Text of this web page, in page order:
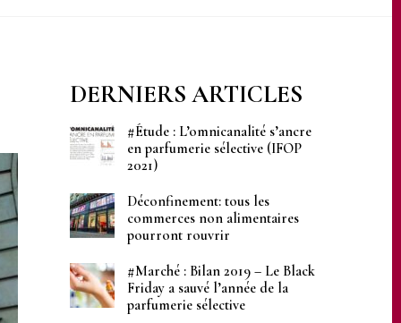
DERNIERS ARTICLES
#Étude : L’omnicanalité s’ancre
en parfumerie sélective (IFOP
2021)
Déconfinement: tous les
commerces non alimentaires
pourront rouvrir
#Marché : Bilan 2019 – Le Black
Friday a sauvé l’année de la
parfumerie sélective